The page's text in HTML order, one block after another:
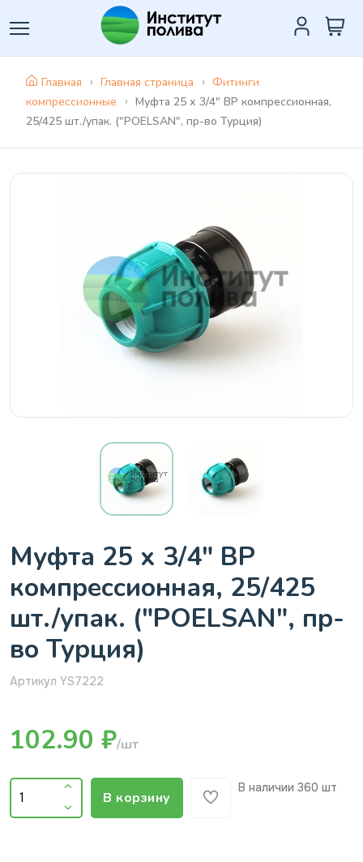
Главная Главная страница
Фитинги
компрессионные
Муфта 25 х 3/4" ВР компрессионная,
25/425 шт./упак. ("POELSAN", пр-во Турция)
Муфта 25 х 3/4" ВР
компрессионная, 25/425
шт./упак. ("POELSAN", пр-
во Турция)
Артикул YS7222
102.90 ₽/шт
В корзину
В наличии 360 шт